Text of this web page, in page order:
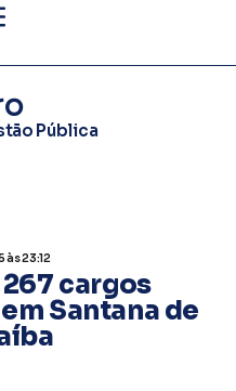
Pública
às 23:12
cargos
Santana de